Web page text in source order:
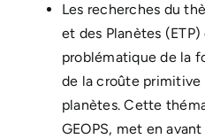
Les recherches du
et des Planètes
problématique de la
de la croûte primitive
planètes. Cette
GEOPS, met en